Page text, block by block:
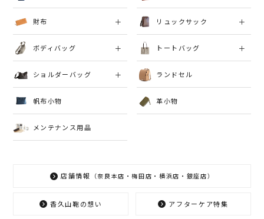
財布 リュックサック
ボディバッグ トートバッグ
ショルダーバッグ ランドセル
帆布小物
メンテナンス用品
革小物
店舗情報 （奈良本店・梅田店・横浜店・銀座店）
香久山鞄の想い アフターケア特集